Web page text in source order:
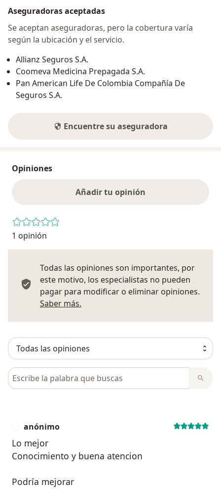
Aseguradoras aceptadas
Se aceptan aseguradoras, pero la cobertura varía
según la ubicación y el servicio.
Allianz Seguros S.A.
Coomeva Medicina Prepagada S.A.
Pan American Life De Colombia Compañía De
Seguros S.A.
Encuentre su aseguradora
Opiniones
Añadir tu opinión
1 opinión
Todas las opiniones son importantes, por
este motivo, los especialistas no pueden
pagar para modificar o eliminar opiniones.
Saber más.
Busca en opiniones
anónimo
Lo mejor
Conocimiento y buena atencion
Podría mejorar